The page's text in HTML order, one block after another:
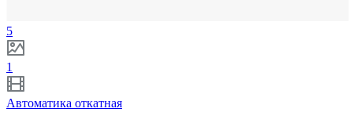
5
1
Автоматика откатная